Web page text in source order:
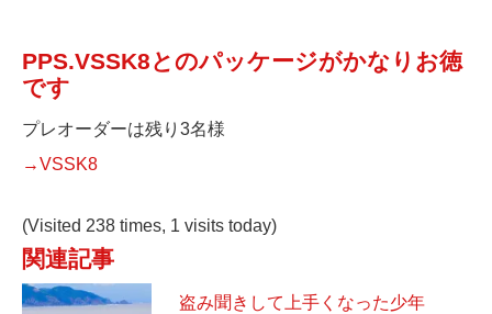
PPS.VSSK8とのパッケージがかなりお徳
です
プレオーダーは残り3名様
→VSSK8
(Visited 238 times, 1 visits today)
関連記事
盗み聞きして上手くなった少年